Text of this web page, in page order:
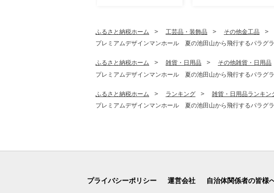
ふるさと納税ホーム 工芸品・装飾品
その他金工品
プレミアムデザインマンホール 夏の池田山から飛行するパラグ
ふるさと納税ホーム 雑貨・日用品
その他雑貨・日用品
プレミアムデザインマンホール 夏の池田山から飛行するパラグ
ふるさと納税ホーム ランキング 雑貨・日用品ランキン
プレミアムデザインマンホール 夏の池田山から飛行するパラグ
プライバシーポリシー 運営会社 自治体関係者の皆様